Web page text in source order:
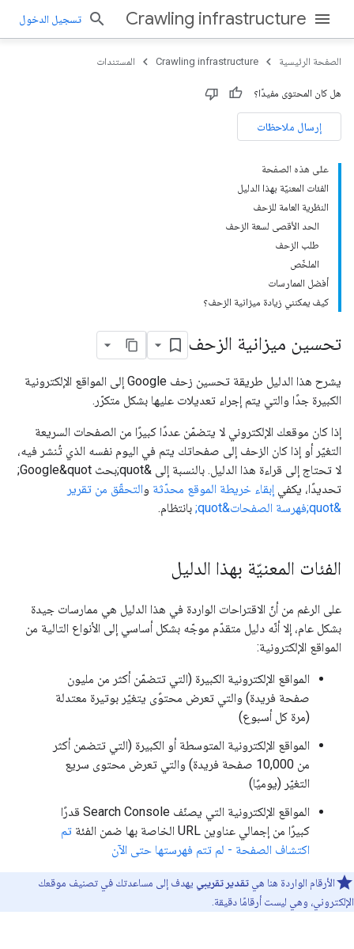
Crawling infrastructure تسجيل الدخول
الصفحة الرئيسية Crawling infrastructure المستندات
هل كان المحتوى مفيدًا؟
إرسال ملاحظات
على هذه الصفحة
الفئات المعنيّة بهذا الدليل
النظرية العامة للزحف
الحد الأقصى لسعة الزحف
طلب الزحف
الملخّص
أفضل الممارسات
كيف يمكنني زيادة ميزانية الزحف؟
تحسين ميزانية الزحف
يشرح هذا الدليل طريقة تحسين زحف Google إلى المواقع الإلكترونية
الكبيرة جدًا والتي يتم إجراء تعديلات عليها بشكل متكرّر.
إذا كان موقعك الإلكتروني لا يتضمّن عددًا كبيرًا من الصفحات السريعة
التغيّر أو إذا كان الزحف إلى صفحاتك يتم في اليوم نفسه الذي تُنشر فيه،
لا تحتاج إلى قراءة هذا الدليل. بالنسبة إلى &quot;بحث Google&quot;
تحديدًا، يكفي إبقاء خريطة الموقع محدّثة والتحقّق من تقرير
&quot;فهرسة الصفحات&quot;
بانتظام.
الفئات المعنيّة بهذا الدليل
على الرغم من أنّ الاقتراحات الواردة في هذا الدليل هي ممارسات جيدة
بشكل عام، إلا أنّه دليل متقدّم موجّه بشكل أساسي إلى الأنواع التالية من
المواقع الإلكترونية:
المواقع الإلكترونية الكبيرة (التي تتضمّن أكثر من مليون
صفحة فريدة) والتي تعرض محتوًى يتغيّر بوتيرة معتدلة
(مرة كل أسبوع)
المواقع الإلكترونية المتوسطة أو الكبيرة (التي تتضمن أكثر
من 10,000 صفحة فريدة) والتي تعرض محتوى سريع
التغيّر (يوميًا)
المواقع الإلكترونية التي يصنّف Search Console قدرًا
كبيرًا من إجمالي عناوين URL الخاصة بها ضمن الفئة
تم
اكتشاف الصفحة - لم تتم فهرستها حتى الآن
الأرقام الواردة هنا هي تقدير تقريبي
يهدف إلى مساعدتك في تصنيف موقعك
الإلكتروني، وهي ليست أرقامًا دقيقة.